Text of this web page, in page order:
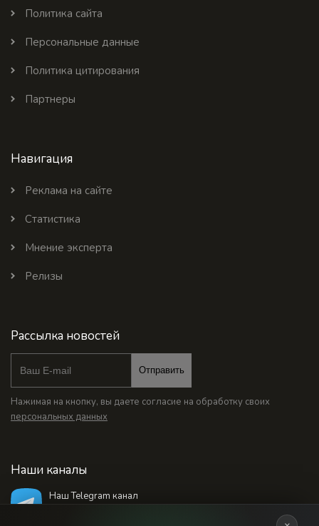
Политика сайта
Персональные данные
Политика цитирования
Партнеры
Навигация
Реклама на сайте
Статистика
Мнение эксперта
Релизы
Рассылка новостей
Отправить
Нажимая на кнопку, вы даете согласие на обработку своих
персональных данных
Наши каналы
Наш Telegram канал